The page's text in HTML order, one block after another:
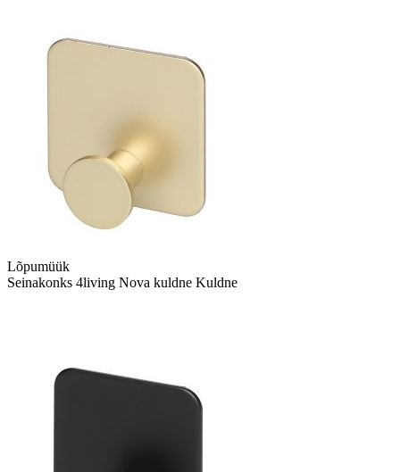
Lõpumüük
Seinakonks 4living Nova kuldne Kuldne